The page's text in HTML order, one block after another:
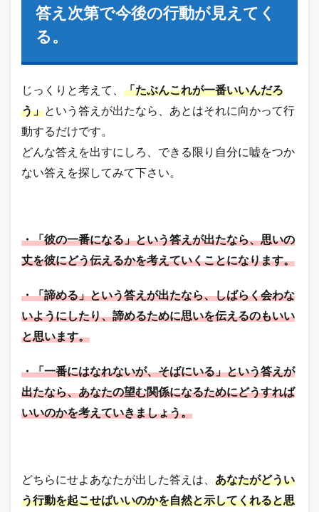
答え次第で今後の行動が見えてく
る。
じっくりと考えて、 「たぶんこれが一番いいんだろ
う」という答えが出たなら、あとはそれに向かって行
動するだけです。
どんな答えを出すにしろ、できる限り自分に嘘をつか
ない答えを探してみて下さい。
・「彼の一番になる」という答えが出たなら、思いの
丈を彼にどう伝えるかを考えていくことになります。
・「諦める」という答えが出たなら、しばらく会わな
いようにしたり、諦めるために思いを伝えるのもいい
と思います。
・「一番にはなれないが、そばにいる」という答えが
出たなら、あなたの望む関係になるためにどうすれば
いいのかを考えていきましょう。
どち らにせよあなたが出した答えは、 あなたがどうい
う行動を起こせばいいのかを自然と示してくれると思